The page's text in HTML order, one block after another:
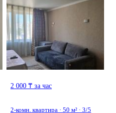
2 000 ₸ за час
2-комн. квартира · 50 м² · 3/5